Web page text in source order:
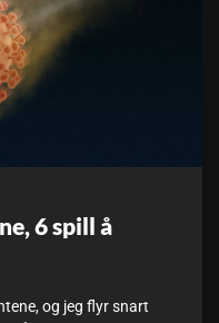
6 spill å
og jeg flyr snart